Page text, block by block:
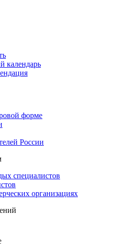
календарь
форме
России
специалистов
организациях